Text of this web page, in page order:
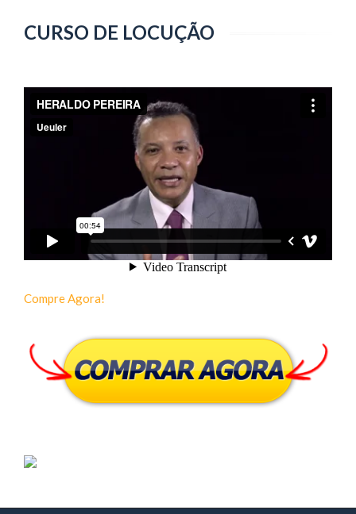
CURSO DE LOCUÇÃO
Compre Agora!